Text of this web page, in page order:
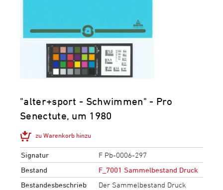
"alter+sport - Schwimmen" - Pro
Senectute, um 1980
zu Warenkorb hinzu
Signatur
F Pb-0006-297
Bestand
F_7001 Sammelbestand Druck
Bestandesbeschrieb
Der Sammelbestand Druck